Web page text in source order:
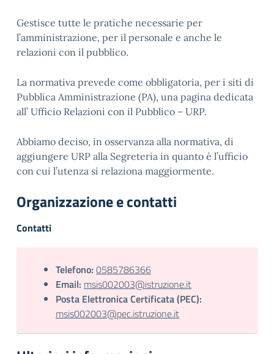
Gestisce tutte le pratiche necessarie per
l’amministrazione, per il personale e anche le
relazioni con il pubblico.
La normativa prevede come obbligatoria, per i siti di
Pubblica Amministrazione (PA), una pagina dedicata
all’ Ufficio Relazioni con il Pubblico – URP.
Abbiamo deciso, in osservanza alla normativa, di
aggiungere URP alla Segreteria in quanto è l’ufficio
con cui l’utenza si relaziona maggiormente.
Organizzazione e contatti
Contatti
Telefono: 0585786366
Email: msis002003@istruzione.it
Posta Elettronica Certificata (PEC):
msis002003@pec.istruzione.it